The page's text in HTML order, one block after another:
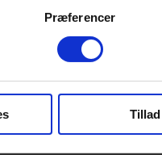
Præferencer